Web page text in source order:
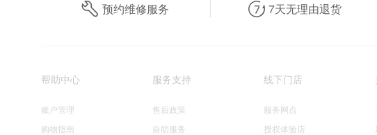
预约维修服务 7天无理由退货
帮助中心
账户管理
购物指南
服务支持
售后政策
自助服务
线下门店
服务网点
授权体验店